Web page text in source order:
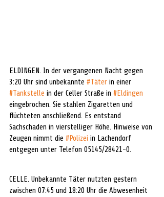
ELDINGEN. In der vergangenen Nacht gegen
3:20 Uhr sind unbekannte #Täter in einer
#Tankstelle in der Celler Straße in #Eldingen
eingebrochen. Sie stahlen Zigaretten und
flüchteten anschließend. Es entstand
Sachschaden in vierstelliger Höhe. Hinweise von
Zeugen nimmt die #Polizei in Lachendorf
entgegen unter Telefon 05145/28421-0.
CELLE. Unbekannte Täter nutzten gestern
zwischen 07:45 und 18:20 Uhr die Abwesenheit